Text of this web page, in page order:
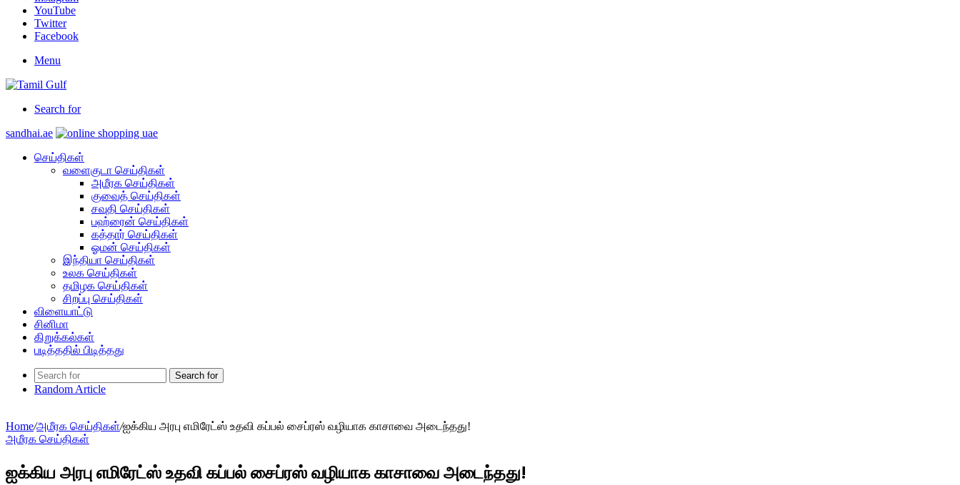
YouTube
Twitter
Facebook
Menu
Search for
sandhai.ae
செய்திகள்
வளைகுடா செய்திகள்
அமீரக செய்திகள்
குவைத் செய்திகள்
சவுதி செய்திகள்
பஹ்ரைன் செய்திகள்
கத்தார் செய்திகள்
ஓமன் செய்திகள்
இந்தியா செய்திகள்
உலக செய்திகள்
தமிழக செய்திகள்
சிறப்பு செய்திகள்
விளையாட்டு
சினிமா
கிறுக்கல்கள்
படித்ததில் பிடித்தது
Search for
Random Article
Home/அமீரக செய்திகள்/ஐக்கிய அரபு எமிரேட்ஸ் உதவி கப்பல் சைப்ரஸ் வழியாக காசாவை அடைந்தது!
அமீரக செய்திகள்
ஐக்கிய அரபு எமிரேட்ஸ் உதவி கப்பல் சைப்ரஸ் வழியாக காசாவை அடைந்தது!